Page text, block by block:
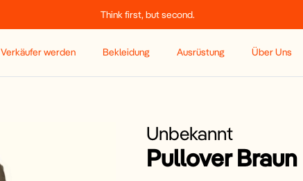
Think first, but second.
Verkäufer werden Bekleidung Ausrüstung Über Uns
Unbekannt
Pullover Braun